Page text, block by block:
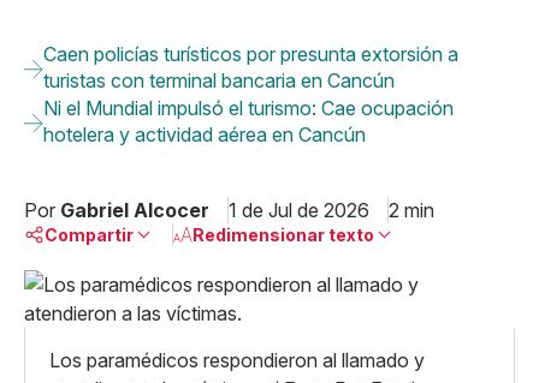
Caen policías turísticos por presunta extorsión a
turistas con terminal bancaria en Cancún
Ni el Mundial impulsó el turismo: Cae ocupación
hotelera y actividad aérea en Cancún
Por Gabriel Alcocer 1 de Jul de 2026 2 min
Compartir
Linkedin
X
Whatsapp
Redimensionar texto
Mediano
Grande
Los paramédicos respondieron al llamado y